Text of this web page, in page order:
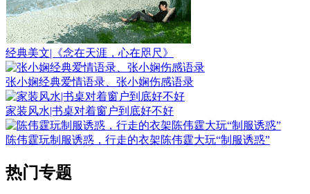
经典美文|《念在天涯，心在咫尺》
张小娴经典爱情语录、张小娴伤感语录
家装风水|书桌对着窗户到底好不好
陈伟霆玩制服诱惑，行走的衣架陈伟霆大玩“制服诱惑”
热门专题